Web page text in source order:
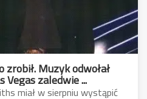
Muzyk odwołał
Vegas zaledwie ...
miał w sierpniu wystąpić